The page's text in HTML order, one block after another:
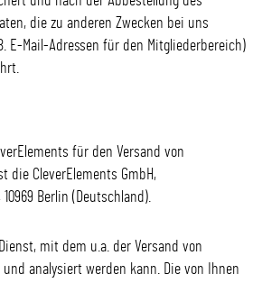
die zu anderen Zwecken bei uns
E-Mail-Adressen für den Mitgliederbereich)
für den Versand von
die CleverElements GmbH,
Berlin (Deutschland).
mit dem u.a. der Versand von
analysiert werden kann. Die von Ihnen